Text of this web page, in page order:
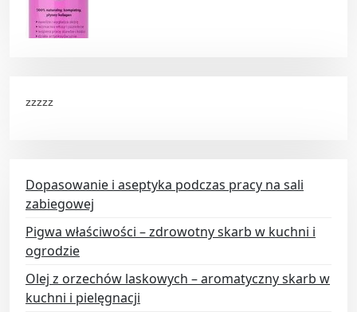
zzzzz
Dopasowanie i aseptyka podczas pracy na sali
zabiegowej
Pigwa właściwości – zdrowotny skarb w kuchni i
ogrodzie
Olej z orzechów laskowych – aromatyczny skarb w
kuchni i pielęgnacji